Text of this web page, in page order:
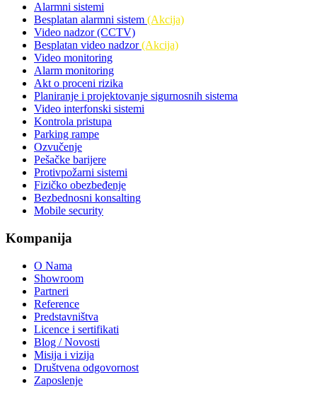
Alarmni sistemi
Besplatan alarmni sistem (Akcija)
Video nadzor (CCTV)
Besplatan video nadzor(Akcija)
Video monitoring
Alarm monitoring
Akt o proceni rizika
Planiranje i projektovanje sigurnosnih sistema
Video interfonski sistemi
Kontrola pristupa
Parking rampe
Ozvučenje
Pešačke barijere
Protivpožarni sistemi
Fizičko obezbeđenje
Bezbednosni konsalting
Mobile security
Kompanija
O Nama
Showroom
Partneri
Reference
Predstavništva
Licence i sertifikati
Blog / Novosti
Misija i vizija
Društvena odgovornost
Zaposlenje